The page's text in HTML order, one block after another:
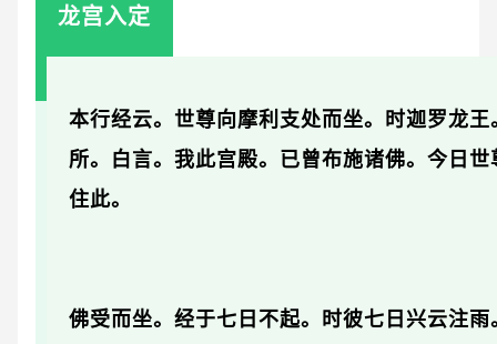
龙宫入定
本行经云。世尊向摩利支处而坐。时迦罗龙
所。白言。我此宫殿。已曾布施诸佛。今日
住此。
佛受而坐。经于七日不起。时彼七日兴云注